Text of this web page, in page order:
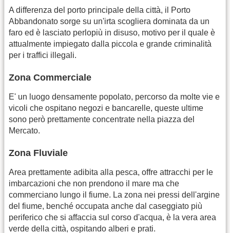
A differenza del porto principale della città, il Porto
Abbandonato sorge su un'irta scogliera dominata da un
faro ed è lasciato perlopiù in disuso, motivo per il quale è
attualmente impiegato dalla piccola e grande criminalità
per i traffici illegali.
Zona Commerciale
E' un luogo densamente popolato, percorso da molte vie e
vicoli che ospitano negozi e bancarelle, queste ultime
sono però prettamente concentrate nella piazza del
Mercato.
Zona Fluviale
Area prettamente adibita alla pesca, offre attracchi per le
imbarcazioni che non prendono il mare ma che
commerciano lungo il fiume. La zona nei pressi dell'argine
del fiume, benché occupata anche dal caseggiato più
periferico che si affaccia sul corso d'acqua, è la vera area
verde della città, ospitando alberi e prati.